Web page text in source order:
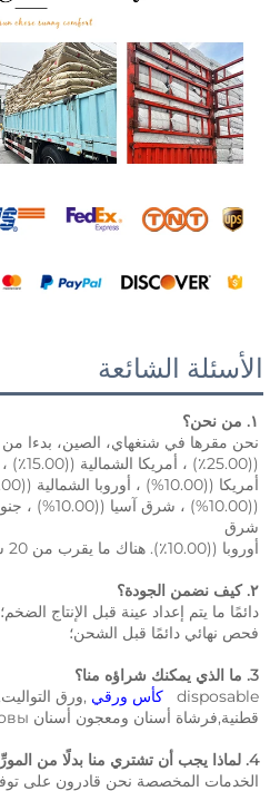
الأسئلة الشائعة
١. من نحن؟
((25.00٪) ، أمريكا الشمالية ((15.00٪) ، الجنوب
شرق
أوروبا ((10.00٪). هناك ما يقرب من 20 شخصاً في مكتبنا
٢. كيف نضمن الجودة؟
دائمًا ما يتم إعداد عينة قبل الإنتاج الضخم؛
فحص نهائي دائمًا قبل الشحن؛
3. ما الذي يمكنك شراؤه منا؟
disposable
كأس ورقي
قطنية,فرشاة أسنان ومعجون أسنان одноразовы
4. لماذا يجب أن تشتري منا بدلًا من المورِّدين الآخرين؟